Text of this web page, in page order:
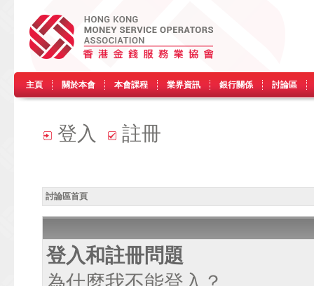
主頁 關於本會 本會課程 業界資訊 銀行關係 討論區
登入 註冊
討論區首頁
登入和註冊問題